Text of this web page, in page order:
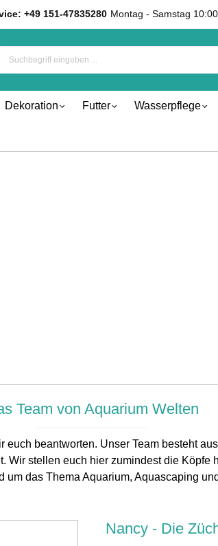
+49 151-47835280 Montag - Samstag
Dekoration Futter Wasserpflege
Team von Aquarium Welten
beantworten. Unser Team besteht
stellen euch hier zumindest die
um das Thema Aquarium, Aquascaping
Nancy - Die